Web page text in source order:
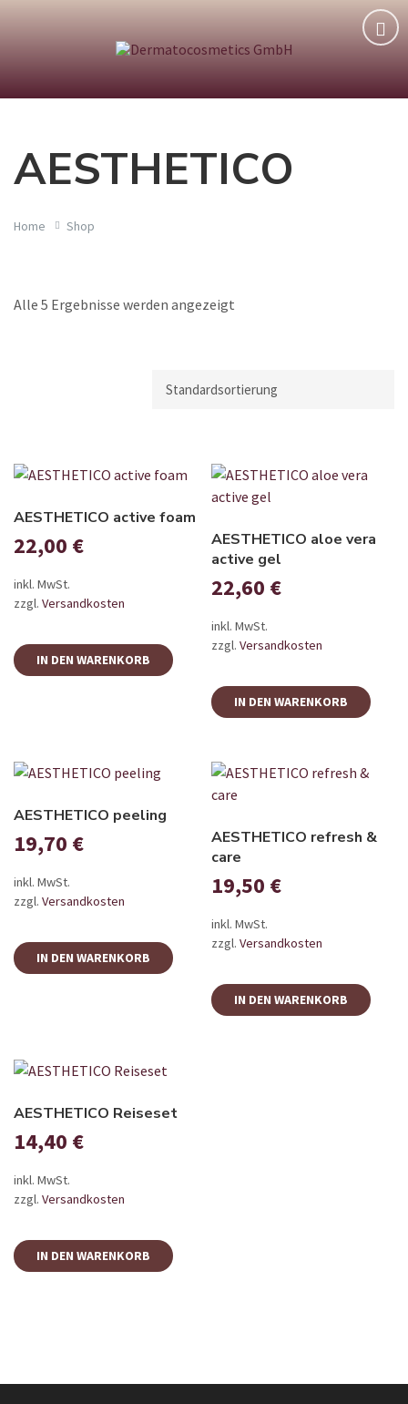
AESTHETICO
Home Shop
Alle 5 Ergebnisse werden angezeigt
AESTHETICO active foam
22,00 €
inkl. MwSt.
zzgl. Versandkosten
IN DEN WARENKORB
AESTHETICO aloe vera
active gel
22,60 €
inkl. MwSt.
zzgl.Versandkosten
IN DEN WARENKORB
AESTHETICO peeling
19,70 €
inkl. MwSt.
zzgl. Versandkosten
IN DEN WARENKORB
AESTHETICO refresh &
care
19,50 €
inkl. MwSt.
zzgl.Versandkosten
IN DEN WARENKORB
AESTHETICO Reiseset
14,40 €
inkl. MwSt.
zzgl. Versandkosten
IN DEN WARENKORB